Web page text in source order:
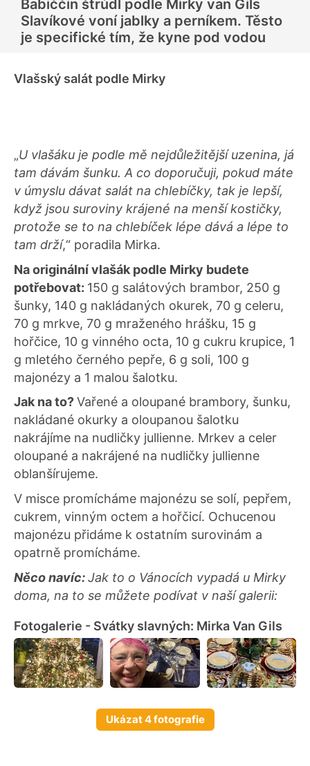
Babiččin štrúdl podle Mirky van Gils
Slavíkové voní jablky a perníkem. Těsto
je specifické tím, že kyne pod vodou
Vlašský salát podle Mirky
„U vlašáku je podle mě nejdůležitější uzenina, já
tam dávám šunku. A co doporučuji, pokud máte
v úmyslu dávat salát na chlebíčky, tak je lepší,
když jsou suroviny krájené na menší kostičky,
protože se to na chlebíček lépe dává a lépe to
tam drží,“ poradila Mirka.
Na originální vlašák podle Mirky budete
potřebovat: 150 g salátových brambor, 250 g
šunky, 140 g nakládaných okurek, 70 g celeru,
70 g mrkve, 70 g mraženého hrášku, 15 g
hořčice, 10 g vinného octa, 10 g cukru krupice, 1
g mletého černého pepře, 6 g soli, 100 g
majonézy a 1 malou šalotku.
Jak na to?Vařené a oloupané brambory, šunku,
nakládané okurky a oloupanou šalotku
nakrájíme na nudličky jullienne. Mrkev a celer
oloupané a nakrájené na nudličky jullienne
oblanšírujeme.
V misce promícháme majonézu se solí, pepřem,
cukrem, vinným octem a hořčicí. Ochucenou
majonézu přidáme k ostatním surovinám a
opatrně promícháme.
Něco navíc:Jak to o Vánocích vypadá u Mirky
doma, na to se můžete podívat v naší galerii:
Fotogalerie - Svátky slavných: Mirka Van Gils
Ukázat 4 fotografie